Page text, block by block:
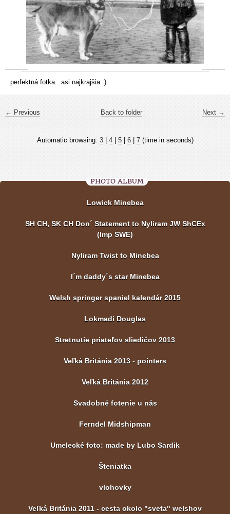
perfektná fotka...asi najkrajšia :)
← Previous Next →
Back to folder
Automatic browsing: 3| 4| 5| 6| 7(time in seconds)
PHOTO ALBUM
Lowick Minebea
SH CH, SK CH Don´ Statement to Nyliram JW ShCEx
(Imp SWE)
Nyliram Twist to Minebea
I´m daddy´s star Minebea
Welsh springer spaniel kalendár 2015
Lokmadi Douglas
Stretnutie priateľov sliedičov 2013
Veľká Británia 2013 - pointers
Veľká Británia 2012
Svadobné fotenie u nás
Ferndel Midshipman
Umelecké foto: made by Lubo Sardik
Šteniatka
vlohovky
Veľká Británia 2011 - cesta okolo "sveta" welshov